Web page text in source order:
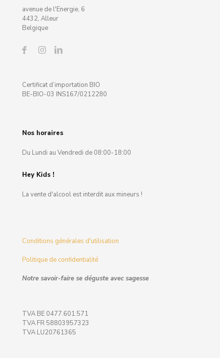
avenue de l'Energie, 6
4432, Alleur
Belgique
Certificat d’importation BIO
BE-BIO-03 INS167/0212280
Nos horaires
Du Lundi au Vendredi de 08:00-18:00
Hey Kids !
La vente d'alcool est interdit aux mineurs !
Conditions générales d'utilisation
Politique de confidentialité
Notre savoir-faire se déguste avec sagesse
TVA BE 0477.601.571
TVA FR 58803957323
TVA LU20761365